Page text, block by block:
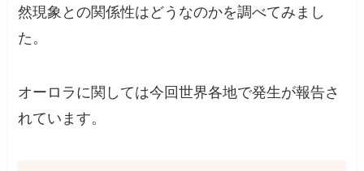
然現象との関係性はどうなのかを調べてみまし
た。
オーロラに関しては今回世界各地で発生が報告さ
れています。